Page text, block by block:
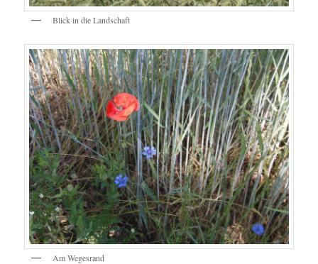
Blick in die Landschaft
Am Wegesrand